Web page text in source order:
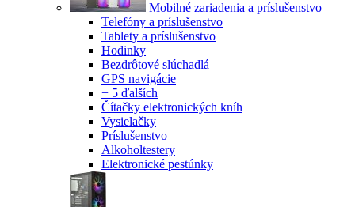
Mobilné zariadenia a príslušenstvo
Telefóny a príslušenstvo
Tablety a príslušenstvo
Hodinky
Bezdrôtové slúchadlá
GPS navigácie
+ 5 ďalších
Čítačky elektronických kníh
Vysielačky
Príslušenstvo
Alkoholtestery
Elektronické pestúnky